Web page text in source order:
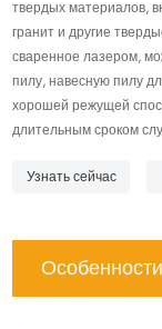
твердых материалов,
гранит и другие
сваренное лазером,
пилу, навесную пилу
хорошей режущей
длительным сроком
Узнать сейчас